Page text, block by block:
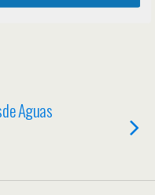
Aguas